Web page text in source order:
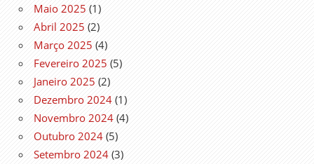
Maio 2025 (1)
Abril 2025 (2)
Março 2025 (4)
Fevereiro 2025 (5)
Janeiro 2025 (2)
Dezembro 2024 (1)
Novembro 2024 (4)
Outubro 2024 (5)
Setembro 2024 (3)